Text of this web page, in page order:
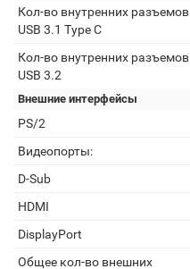
Кол-во внутренних разъемов
USB 3.1 Type C
Кол-во внутренних разъемов
USB 3.2
Внешние интерфейсы
PS/2
Видеопорты:
D-Sub
HDMI
DisplayPort
Общее кол-во внешних